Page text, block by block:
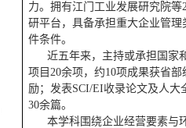
力。拥有江门工业发展研究院等
研平台，具备承担重大企业管理
件条件。
近五年来，主持或承担国家
项目20余项，约10项成果获省部
励； 发表SCI/EI收录论文及人大
30余篇。
本学科围绕企业经营要素与